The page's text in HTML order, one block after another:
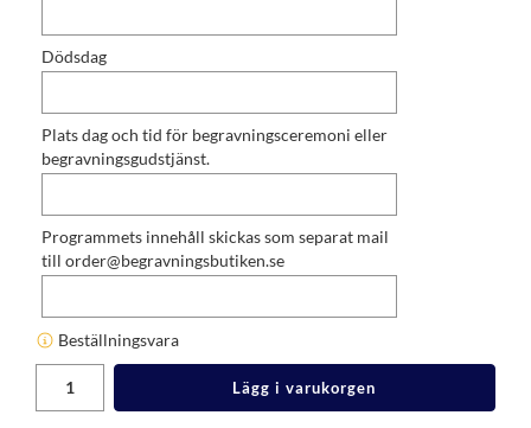
Dödsdag
Plats dag och tid för begravningsceremoni eller
begravningsgudstjänst.
Programmets innehåll skickas som separat mail
till order@begravningsbutiken.se
Beställningsvara
Lägg i varukorgen